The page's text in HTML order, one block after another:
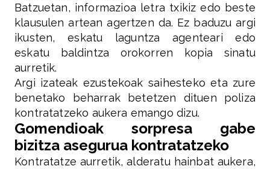
Batzuetan, informazioa letra txikiz edo beste
klausulen artean agertzen da. Ez baduzu argi
ikusten, eskatu laguntza agenteari edo
eskatu baldintza orokorren kopia sinatu
aurretik.
Argi izateak ezustekoak saihesteko eta zure
benetako beharrak betetzen dituen poliza
kontratatzeko aukera emango dizu.
Gomendioak sorpresa gabe
bizitza asegurua kontratatzeko
Kontratatze aurretik, alderatu hainbat aukera,